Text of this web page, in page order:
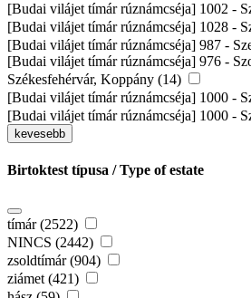
[Budai vilájet tímár rúznámcséja] 1002 -
[Budai vilájet tímár rúznámcséja] 1028 -
[Budai vilájet tímár rúznámcséja] 987 -
[Budai vilájet tímár rúznámcséja] 976 -
Székesfehérvár, Koppány (14)
[Budai vilájet tímár rúznámcséja] 1000 -
[Budai vilájet tímár rúznámcséja] 1000 -
kevesebb
Birtoktest típusa / Type of estate
tímár (2522)
NINCS (2442)
zsoldtímár (904)
ziámet (421)